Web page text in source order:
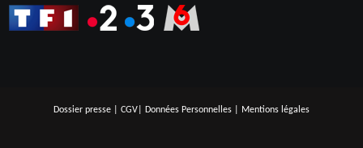
Dossier presse CGV Données Personnelles Mentions légales